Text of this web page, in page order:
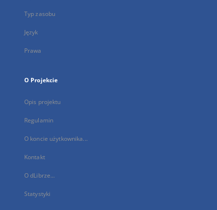
Typ zasobu
Język
Prawa
O Projekcie
Opis projektu
Regulamin
O koncie użytkownika...
Kontakt
O dLibrze...
Statystyki